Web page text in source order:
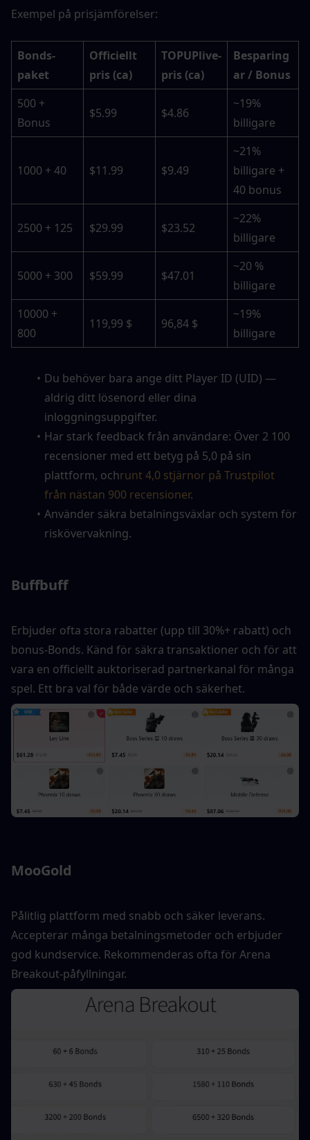
Exempel på prisjämförelser:
Bonds-
paket
Officiellt
pris (ca)
TOPUPlive-
pris (ca)
Besparing
ar / Bonus
500 +
Bonus
$5.99 $4.86
~19%
billigare
1000 + 40 $11.99 $9.49
~21%
billigare +
40 bonus
2500 + 125 $29.99 $23.52
~22%
billigare
5000 + 300 $59.99 $47.01
~20 %
billigare
10000 +
800
119,99 $ 96,84 $
~19%
billigare
Du behöver bara ange ditt Player ID (UID) —
aldrig ditt lösenord eller dina
inloggningsuppgifter.
Har stark feedback från användare: Över 2 100
recensioner med ett betyg på 5,0 på sin
plattform, ochrunt 4,0 stjärnor på Trustpilot
från nästan 900 recensioner.
Använder säkra betalningsväxlar och system för
riskövervakning.
Buffbuff
Erbjuder ofta stora rabatter (upp till 30%+ rabatt) och
bonus-Bonds. Känd för säkra transaktioner och för att
vara en officiellt auktoriserad partnerkanal för många
spel. Ett bra val för både värde och säkerhet.
MooGold
Pålitlig plattform med snabb och säker leverans.
Accepterar många betalningsmetoder och erbjuder
god kundservice. Rekommenderas ofta för Arena
Breakout-påfyllningar.